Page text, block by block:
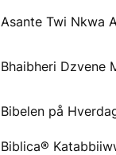
Asante Twi Nkwa
Bhaibheri Dzvene
Bibelen på
Biblica®